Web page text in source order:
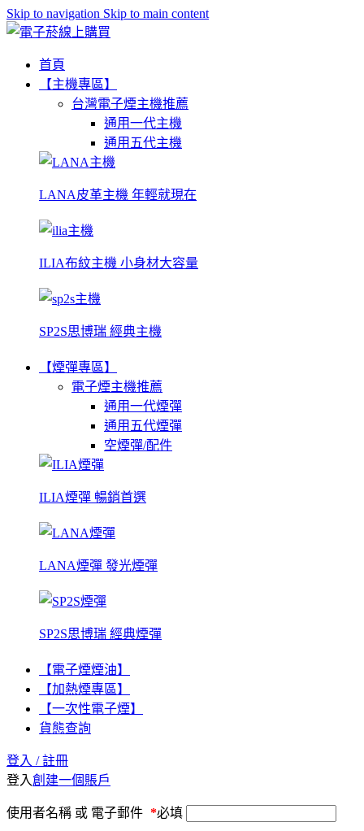
Skip to navigation Skip to main content
首頁
【主機專區】
台灣電子煙主機推薦
通用一代主機
通用五代主機
LANA皮革主機 年輕就現在
ILIA布紋主機 小身材大容量
SP2S思博瑞 經典主機
【煙彈專區】
電子煙主機推薦
通用一代煙彈
通用五代煙彈
空煙彈/配件
ILIA煙彈 暢銷首選
LANA煙彈 發光煙彈
SP2S思博瑞 經典煙彈
【電子煙煙油】
【加熱煙專區】
【一次性電子煙】
貨態查詢
登入 / 註冊
登入創建一個賬戶
使用者名稱 或 電子郵件 *必填